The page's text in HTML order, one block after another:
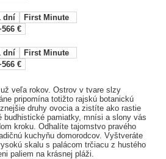
dní
First Minute
€
dní
First Minute
€
veľa rokov. Ostrov v tvare slzy
pripomína totižto rajskú botanickú
druhy ovocia a zistíte ako rastie
budhistické pamiatky, mnísi a slony vás
kroku. Odhalíte tajomstvo pravého
kuchyňu domorodcov. Vyštveráte
skalu s palácom trčiacu z hustého
paliem na krásnej pláži.